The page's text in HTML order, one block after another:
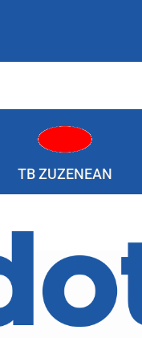
TB ZUZENEAN